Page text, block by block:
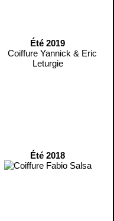
Été 2019
Été 2018